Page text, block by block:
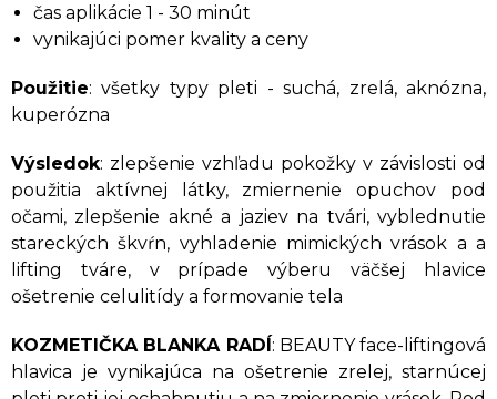
čas aplikácie 1 - 30 minút
vynikajúci pomer kvality a ceny
Použitie: všetky typy pleti - suchá, zrelá, aknózna,
kuperózna
Výsledok: zlepšenie vzhľadu pokožky v závislosti od
použitia aktívnej látky, zmiernenie opuchov pod
očami, zlepšenie akné a jaziev na tvári, vyblednutie
stareckých škvŕn, vyhladenie mimických vrások a a
lifting tváre, v prípade výberu väčšej hlavice
ošetrenie celulitídy a formovanie tela
KOZMETIČKA BLANKA RADÍ: BEAUTY face-liftingová
hlavica je vynikajúca na ošetrenie zrelej, starnúcej